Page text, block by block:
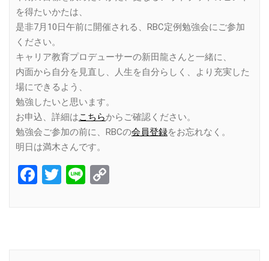
を得たいかたは、
是非7月10日午前に開催される、RBC定例勉強会にご参加
ください。
キャリア教育プロデューサーの新田龍さんと一緒に、
内面から自分を見直し、人生を自分らしく、より充実した
場にできるよう、
勉強したいと思います。
お申込、詳細はこちらからご確認ください。
勉強会ご参加の前に、RBCの会員登録をお忘れなく。
明日は満木さんです。
Facebook
Twitter
Line